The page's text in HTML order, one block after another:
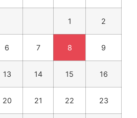
1 2
6 7 8 9
13 14 15 16
20 21 22 23